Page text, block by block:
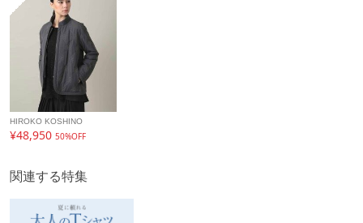
HIROKO KOSHINO
¥48,950 50%OFF
関連する特集